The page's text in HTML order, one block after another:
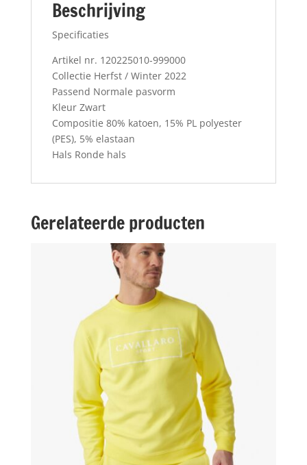
Beschrijving
Specificaties
Artikel nr. 120225010-999000
Collectie Herfst / Winter 2022
Passend Normale pasvorm
Kleur Zwart
Compositie 80% katoen, 15% PL polyester
(PES), 5% elastaan
Hals Ronde hals
Gerelateerde producten